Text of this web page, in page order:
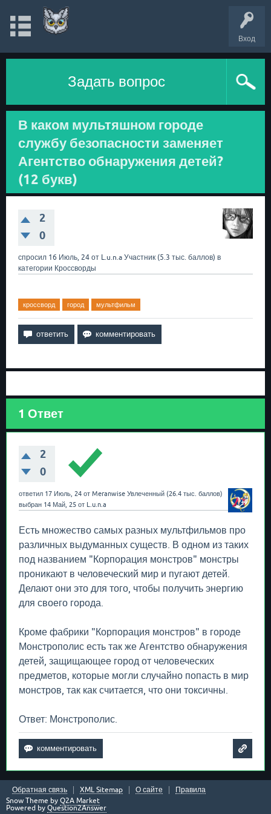
Вход
Задать вопрос
В каком мультяшном городе
службу безопасности заменяет
Агентство обнаружения детей?
(12 букв)
2
0
спросил 16 Июль, 24 от L.u.n.a Участник (5.3 тыс. баллов) в
категории Кроссворды
кроссворд город мультфильм
1 Ответ
2
0
ответил 17 Июль, 24 от Meranwise Увлеченный (26.4 тыс. баллов)
выбран 14 Май, 25 от L.u.n.a
Есть множество самых разных мультфильмов про
различных выдуманных существ. В одном из таких
под названием "Корпорация монстров" монстры
проникают в человеческий мир и пугают детей.
Делают они это для того, чтобы получить энергию
для своего города.
Кроме фабрики "Корпорация монстров" в городе
Монстрополис есть так же Агентство обнаружения
детей, защищающее город от человеческих
предметов, которые могли случайно попасть в мир
монстров, так как считается, что они токсичны.
Ответ: Монстрополис.
Обратная связь XML Sitemap О сайте
Правила
Snow Theme by Q2A Market
Powered by Question2Answer